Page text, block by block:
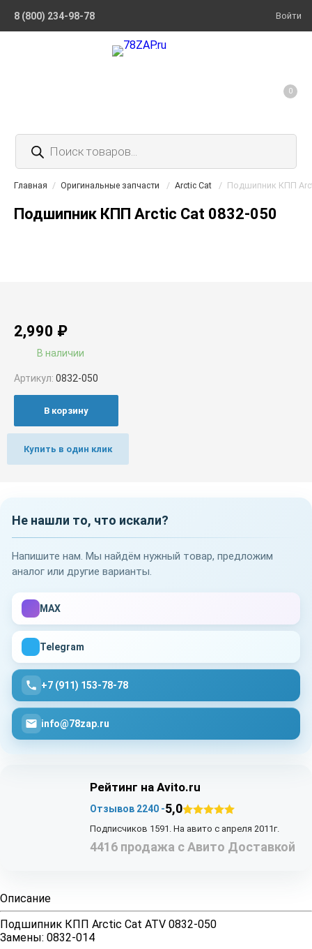
8 (800) 234-98-78 Войти
Поиск
товаров
0
Главная / Оригинальные запчасти / Arctic Cat / Подшипник КПП
Подшипник КПП Arctic Cat 0832-050
2,990 ₽
В наличии
Артикул: 0832-050
В корзину
Купить в один клик
Не нашли то, что искали?
Напишите нам. Мы найдём нужный товар, предложим
аналог или другие варианты.
MAX
Telegram
+7 (911) 153-78-78
info@78zap.ru
Рейтинг на Avito.ru
Отзывов 2240 -5,0
Подписчиков 1591. На авито с апреля 2011г.
4416 продажа с Авито Доставкой
Описание
Подшипник КПП Arctic Cat ATV 0832-050
Замены: 0832-014